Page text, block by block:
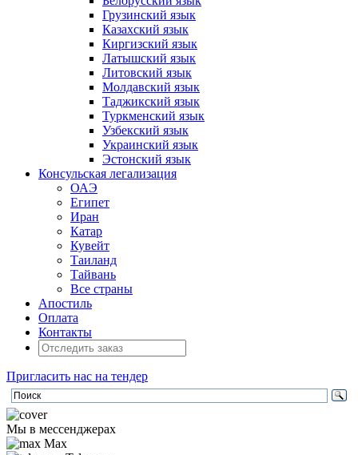
Грузинский язык
Казахский язык
Киргизский язык
Латышский язык
Литовский язык
Молдавский язык
Таджикский язык
Туркменский язык
Узбекский язык
Украинский язык
Эстонский язык
Консульская легализация
ОАЭ
Египет
Иран
Катар
Кувейт
Таиланд
Тайвань
Все страны
Апостиль
Оплата
Контакты
Пригласить нас на тендер
Мы в мессенджерах
Max